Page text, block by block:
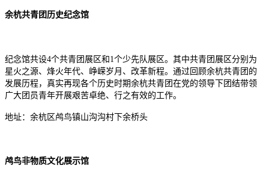
余杭共青团历史纪念馆
纪念馆共设4个共青团展区和1个少先队展区。其中共青团展区分别为
星火之源、烽火年代、峥嵘岁月、改革新程。通过回顾余杭共青团的
发展历程，真实再现各个历史时期余杭共青团在党的领导下团结带领
广大团员青年开展艰苦卓绝、行之有效的工作。
地址：余杭区鸬鸟镇山沟沟村下余桥头
鸬鸟非物质文化展示馆